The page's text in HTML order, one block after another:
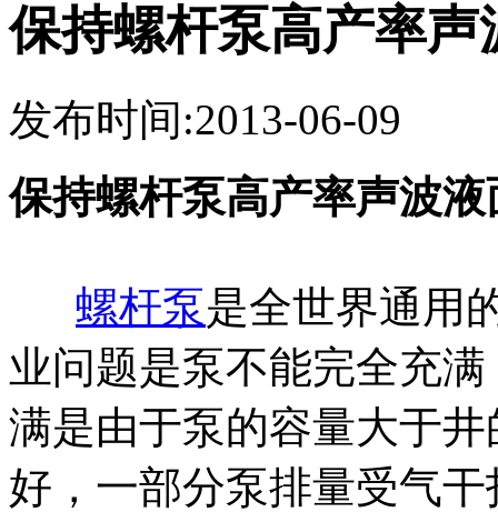
保持螺杆泵高产率声
发布时间:2013-06-09
保持螺杆泵高产率声波
螺杆泵是全世界通用
业问题是泵不能完全充
满是由于泵的容量大于
好，一部分泵排量受气